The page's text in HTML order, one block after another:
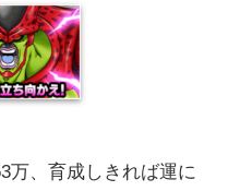
万、育成しきれば運に